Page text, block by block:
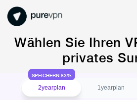
Wählen Sie Ihren
privates
SPEICHERN 83%
2yearplan 1yearplan